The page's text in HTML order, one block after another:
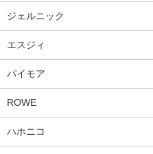
ジェルニック
エスジィ
パイモア
ROWE
ハホニコ